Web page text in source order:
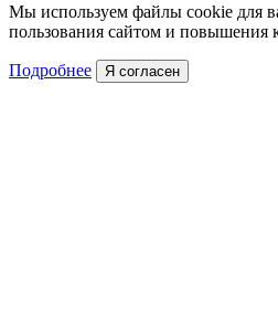
Мы используем файлы cookie для
пользования сайтом и повышения
Подробнее Я согласен